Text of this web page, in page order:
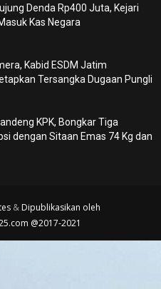
Denda Rp400 Juta, Kejari
Kas Negara
Kabid ESDM Jatim
Tersangka Dugaan Pungli
KPK, Bongkar Tiga
dengan Sitaan Emas 74 Kg dan
& Dipublikasikan oleh
@2017-2021